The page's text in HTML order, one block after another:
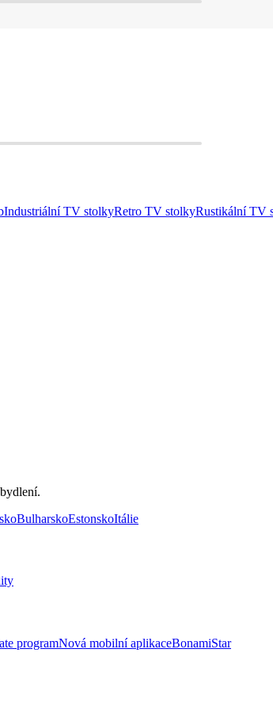
Industriální TV stolkyRetro TV stolkyRustikální TV
BulharskoEstonskoItálie
programNová mobilní aplikaceBonamiStar